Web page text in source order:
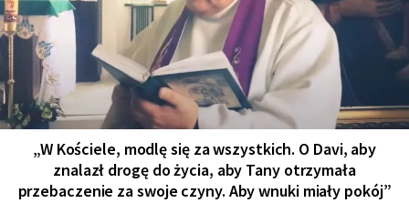
„W Kościele, modlę się za wszystkich. O Davi, aby
znalazł drogę do życia, aby Tany otrzymała
przebaczenie za swoje czyny. Aby wnuki miały pokój”